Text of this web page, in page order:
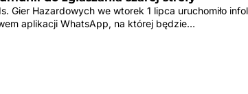
Gier Hazardowych we wtorek 1 lipca uruchomiło
aplikacji WhatsApp, na której będzie…